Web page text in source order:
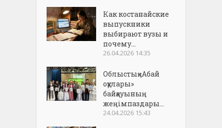
Как костанайские
выпускники
выбирают вузы и
почему...
26.04.2026 14:35
Облыстық «Абай
оқулары»
байқауының
жеңімпаздары...
24.04.2026 15:43